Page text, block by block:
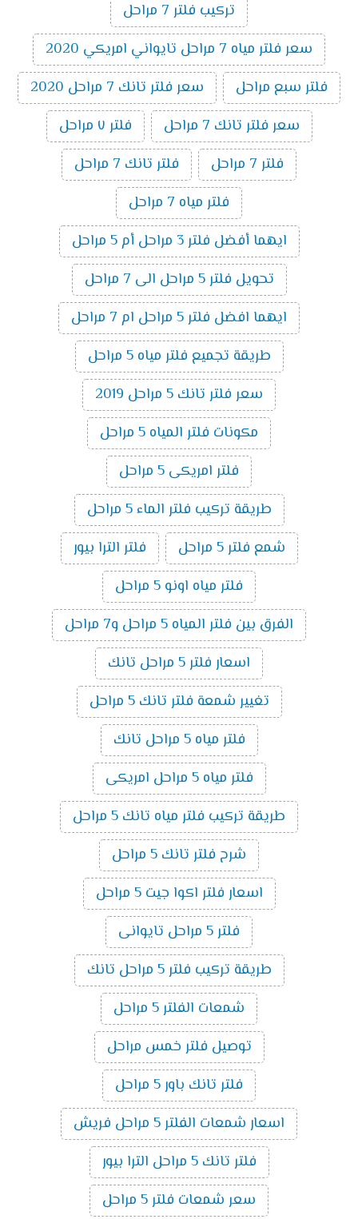
تركيب فلتر 7 مراحل
سعر فلتر مياه 7 مراحل تايواني امريكي 2020
فلتر سبع مراحل
سعر فلتر تانك 7 مراحل 2020
سعر فلتر تانك 7 مراحل
فلتر ٧ مراحل
فلتر 7 مراحل
فلتر تانك 7 مراحل
فلتر مياه 7 مراحل
ايهما أفضل فلتر 3 مراحل أم 5 مراحل
تحويل فلتر 5 مراحل الى 7 مراحل
ايهما افضل فلتر 5 مراحل ام 7 مراحل
طريقة تجميع فلتر مياه 5 مراحل
سعر فلتر تانك 5 مراحل 2019
مكونات فلتر المياه 5 مراحل
فلتر امريكى 5 مراحل
طريقة تركيب فلتر الماء 5 مراحل
شمع فلتر 5 مراحل
فلتر الترا بيور
فلتر مياه اونو 5 مراحل
الفرق بين فلتر المياه 5 مراحل و7 مراحل
اسعار فلتر 5 مراحل تانك
تغيير شمعة فلتر تانك 5 مراحل
فلتر مياه 5 مراحل تانك
فلتر مياه 5 مراحل امريكى
طريقة تركيب فلتر مياه تانك 5 مراحل
شرح فلتر تانك 5 مراحل
اسعار فلتر اكوا جيت 5 مراحل
فلتر 5 مراحل تايوانى
طريقة تركيب فلتر 5 مراحل تانك
شمعات الفلتر 5 مراحل
توصيل فلتر خمس مراحل
فلتر تانك باور 5 مراحل
اسعار شمعات الفلتر 5 مراحل فريش
فلتر تانك 5 مراحل الترا بيور
سعر شمعات فلتر 5 مراحل